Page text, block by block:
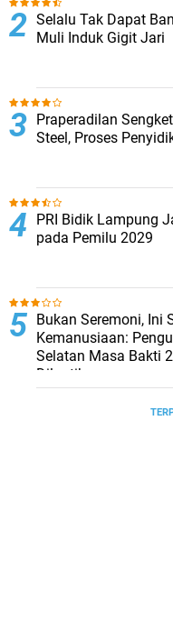
Selalu Tak Dapat
Muli Induk Gigit Jari
Praperadilan
Steel, Proses
PRI Bidik Lampung
pada Pemilu 2029
Bukan Seremoni, Ini
Kemanusiaan:
Selatan Masa Bakti
Dilantik